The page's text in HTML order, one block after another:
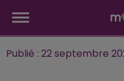
Publié : 22 septembre